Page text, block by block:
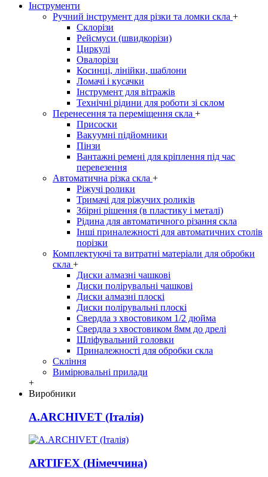
Інструменти
Ручний інструмент для різки та ломки скла +
Склорізи
Рейсмуси (швидкорізи)
Циркулі
Овалорізи
Косинці, лінійки, шаблони
Ломачі і кусачки
Інструмент для вітражів
Технічні рідини для роботи зі склом
Перенесення та переміщення скла +
Присоски
Вакуумні підйомники
Пінзи
Вантажні ремені для кріплення під час
перевезення
Автоматична різка скла +
Ріжучі ролики
Тримачі для ріжучих роликів
Збірні рішення (в пластику і металі)
Рідина для автоматичного різання скла
Інші приналежності для автоматичних столів
порізки
Комплектуючі та витратні матеріали для обробки
скла +
Диски алмазні чашкові
Диски полірувальні чашкові
Диски алмазні плоскі
Диски полірувальні плоскі
Свердла з хвостовиком 1/2 дюйма
Свердла з хвостовиком 8мм до дрелі
Шліфувальний головки
Приналежності для обробки скла
Скління
Вимірювальні прилади
+
Виробники
A.ARCHIVET (Італія)
ARTIFEX (Німеччина)